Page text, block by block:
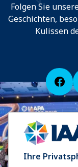
Folgen Sie
Geschichten,
Kulissen
Ihre